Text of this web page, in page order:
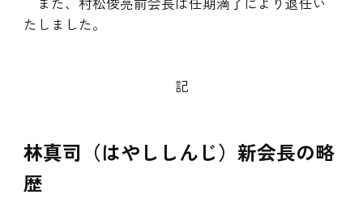
たしました。
記
林真司（はやししんじ）新会長の略
歴